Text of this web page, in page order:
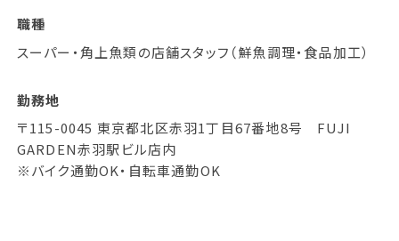
職種
スーパー・角上魚類の店舗スタッフ（鮮魚調理・食品加工）
勤務地
〒115-0045 東京都北区赤羽1丁目67番地8号 FUJI
GARDEN赤羽駅ビル店内
※バイク通勤OK・自転車通勤OK